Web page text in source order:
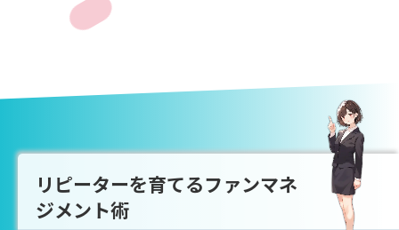
リピーターを育てるファンマネ
ジメント術